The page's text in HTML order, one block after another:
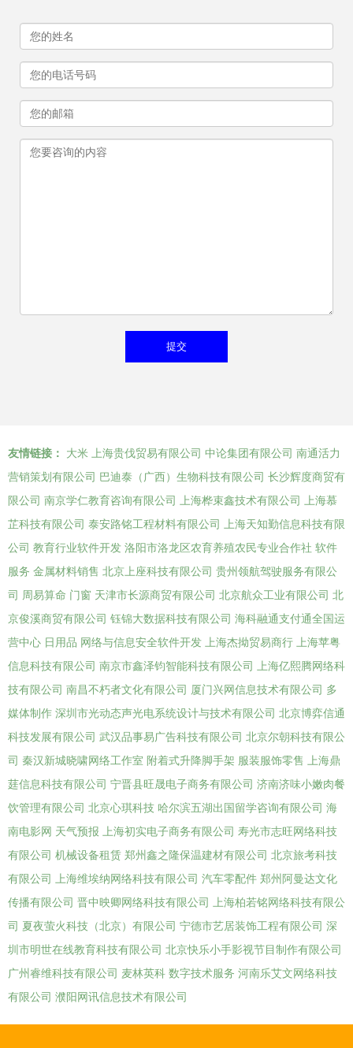
友情链接： 大米 上海贵伐贸易有限公司 中论集团有限公司 南通活力
营销策划有限公司 巴迪泰（广西）生物科技有限公司 长沙辉度商贸有
限公司 南京学仁教育咨询有限公司 上海桦束鑫技术有限公司
上海慕
芷科技有限公司 泰安路铭工程材料有限公司
上海天知勤信息科技有限
公司 教育行业软件开发 洛阳市洛龙区农育养殖农民专业合作社 软件
服务 金属材料销售 北京上座科技有限公司 贵州领航驾驶服务有限公
司
周易算命 门窗 天津市长源商贸有限公司 北京航众工业有限公司 北
京俊溪商贸有限公司 钰锦大数据科技有限公司 海科融通支付通全国运
营中心 日用品 网络与信息安全软件开发 上海杰拗贸易商行
上海苹粤
信息科技有限公司 南京市鑫泽钧智能科技有限公司
上海亿熙腾网络科
技有限公司 南昌不朽者文化有限公司 厦门兴网信息技术有限公司 多
媒体制作 深圳市光动态声光电系统设计与技术有限公司 北京博弈信通
科技发展有限公司 武汉品事易广告科技有限公司 北京尔朝科技有限公
司 秦汉新城晓啸网络工作室 附着式升降脚手架 服装服饰零售
上海鼎
莛信息科技有限公司 宁晋县旺晟电子商务有限公司 济南济味小嫩肉餐
饮管理有限公司 北京心琪科技 哈尔滨五湖出国留学咨询有限公司 海
南电影网 天气预报 上海初实电子商务有限公司 寿光市志旺网络科技
有限公司 机械设备租赁 郑州鑫之隆保温建材有限公司 北京旅考科技
有限公司
上海维埃纳网络科技有限公司 汽车零配件 郑州阿曼达文化
传播有限公司 晋中映卿网络科技有限公司
上海柏若铭网络科技有限公
司 夏夜萤火科技（北京）有限公司 宁德市艺居装饰工程有限公司 深
圳市明世在线教育科技有限公司 北京快乐小手影视节目制作有限公司
广州睿维科技有限公司 麦林英科 数字技术服务 河南乐艾文网络科技
有限公司 濮阳网讯信息技术有限公司